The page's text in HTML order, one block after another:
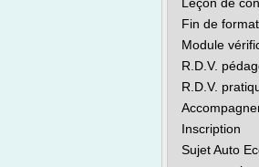
Fin de
Module
R.D.V.
R.D.V.
Inscription
Sujet Auto